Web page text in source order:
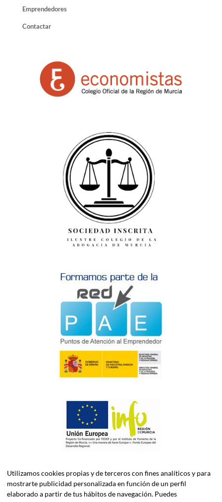
Emprendedores
Contactar
Utilizamos cookies propias y de terceros con fines analíticos y para
mostrarte publicidad personalizada en función de un perfil
elaborado a partir de tus hábitos de navegación. Puedes